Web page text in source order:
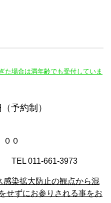
場合は満年齢でも受付していま
予約制）
０
TEL 011-661-3973
染拡大防止の観点から混
せずにお参りされる事をお